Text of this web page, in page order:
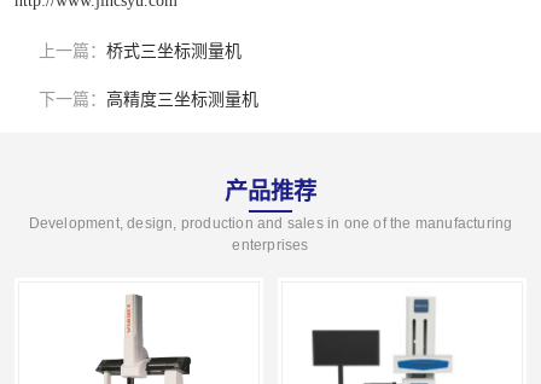
上一篇： 桥式三坐标测量机
下一篇： 高精度三坐标测量机
产品推荐
Development, design, production and sales in one of the manufacturing
enterprises